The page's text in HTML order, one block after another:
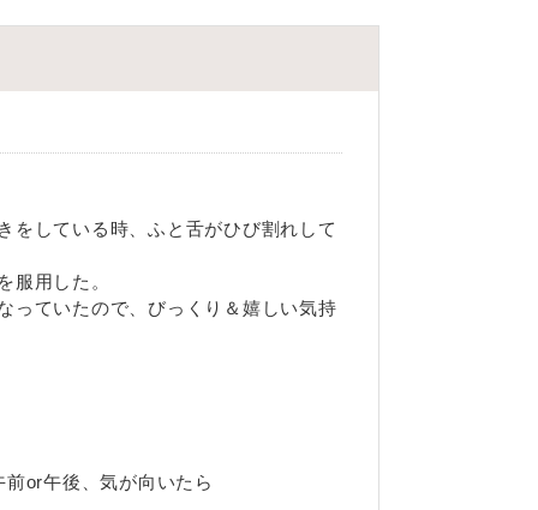
をしている時、ふと舌がひび割れして
服用した。
っていたので、びっくり＆嬉しい気持
午後、気が向いたら